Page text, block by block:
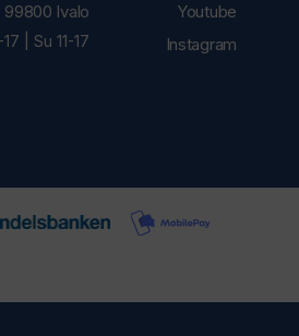
99800 Ivalo
| Su 11-17
Youtube
Instagram